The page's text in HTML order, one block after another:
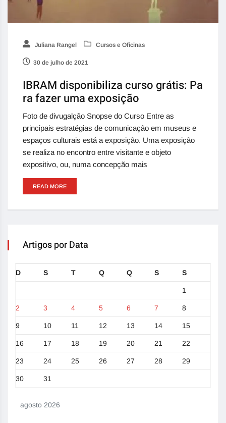
Juliana Rangel Cursos e Oficinas
30 de julho de 2021
IBRAM disponibiliza curso grátis: Pa
ra fazer uma exposição
Foto de divugalção Snopse do Curso Entre as
principais estratégias de comunicação em museus e
espaços culturais está a exposição. Uma exposição
se realiza no encontro entre visitante e objeto
expositivo, ou, numa concepção mais
READ MORE
Artigos por Data
agosto 2026
D S T Q Q S S
1
2 3 4 5 6 7 8
9 10 11 12 13 14 15
16 17 18 19 20 21 22
23 24 25 26 27 28 29
30 31